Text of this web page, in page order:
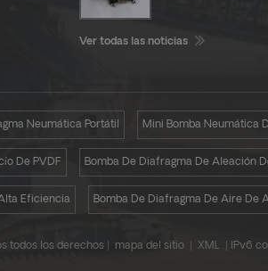
Ver todas las noticias
Neumática Portátil Mini Bomba Neumática
De PVDF Bomba De Diafragma De Aleación
Eficiencia Bomba De Diafragma De Aire De
todos los derechos | mapa del sitio XML IPv6